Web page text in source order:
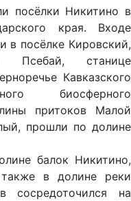
посёлки Никитино в
края. Входе
в посёлке Кировский,
Псебай, станице
Кавказского
биосферного
притоков Малой
прошли по долине
балок Никитино,
в долине реки
сосредоточился на